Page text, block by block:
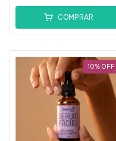
COMPRAR
10% OFF